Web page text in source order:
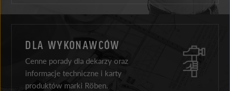
DLA WYKONAWCÓW
Cenne porady dla dekarzy oraz
informacje techniczne i karty
produktów marki Röben.